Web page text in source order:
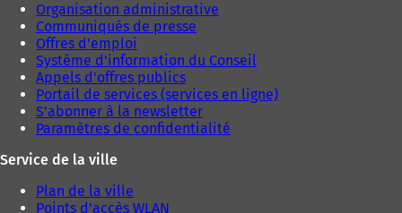
v
e
l
o
n
g
l
e
t
)
Organisation administrative
Communiqués de presse
Offres d'emploi
Système d'information du Conseil
Appels d'offres publics
Portail de services (services en ligne)
S'abonner à la newsletter
Paramètres de confidentialité
Service de la ville
Plan de la ville
Points d'accès WLAN